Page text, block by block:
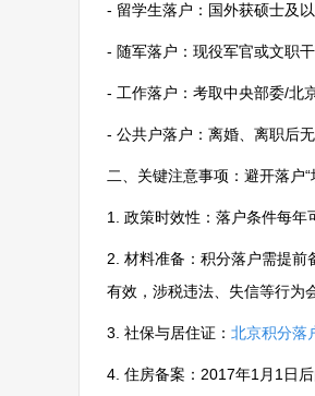
- 留学生落户：国外获硕士及
- 随军落户：现役军官或文职
- 工作落户：考取中央部委/北
- 公共户落户：离婚、离职后
二、关键注意事项：避开落户“
1. 政策时效性：落户条件每年
2. 材料准备：积分落户需提
有效，涉税违法、失信等行为
3. 社保与居住证： 北京积分落
4. 住房备案：2017年1月1日